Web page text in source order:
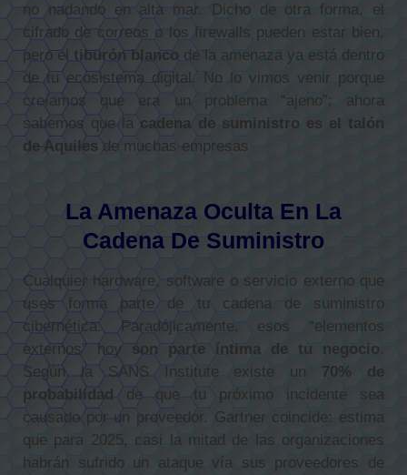
no nadando en alta mar. Dicho de otra forma, el
cifrado de correos o los firewalls pueden estar bien,
pero el tiburón blanco de la amenaza ya está dentro
de tu ecosistema digital. No lo vimos venir porque
creíamos que era un problema “ajeno”; ahora
sabemos que la cadena de suministro es el talón
de Aquiles de muchas empresas
La Amenaza Oculta En La
Cadena De Suministro
Cualquier hardware, software o servicio externo que
uses forma parte de tu cadena de suministro
cibernética. Paradójicamente, esos “elementos
externos” hoy son parte íntima de tu negocio.
Según la SANS Institute existe un 70% de
probabilidad de que tu próximo incidente sea
causado por un proveedor. Gartner coincide: estima
que para 2025, casi la mitad de las organizaciones
habrán sufrido un ataque vía sus proveedores de